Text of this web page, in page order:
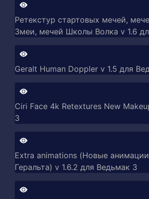
Ретекстур стартовых мечей,
Змеи, мечей Школы Волка v 1.6
Geralt Human Doppler v 1.5 для
Ciri Face 4k Retextures New
3
Extra animations (Новые
Геральта) v 1.6.2 для Ведьмак 3